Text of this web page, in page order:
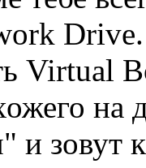
Virtual
на
и зовут